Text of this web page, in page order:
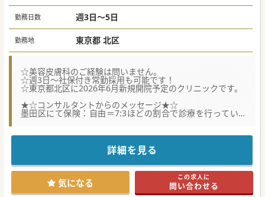
・週4日:年収1,600万円
・週5日:年収2,000万円
勤務日数 週3日～5日
勤務地 東京都 北区
☆美容皮膚科のご経験は問いません。
☆週3日～社保付き常勤採用も可能です！
☆東京都北区に2026年6月新規開院予定のクリニックです。
★☆コンサルタントからのメッセージ★☆
墨田区にて保険：自由＝7:3ほどの割合で診療を行っている
法人が新規開設するクリニックでの募集になります。
が整っており、
都内の皮膚科クリニックとしては早めの診療時間終了且つ、
土日祝休みの為、家庭との両立も可能です。
#秋入職可
詳細を見る
気になる この求人に
問い合わせる